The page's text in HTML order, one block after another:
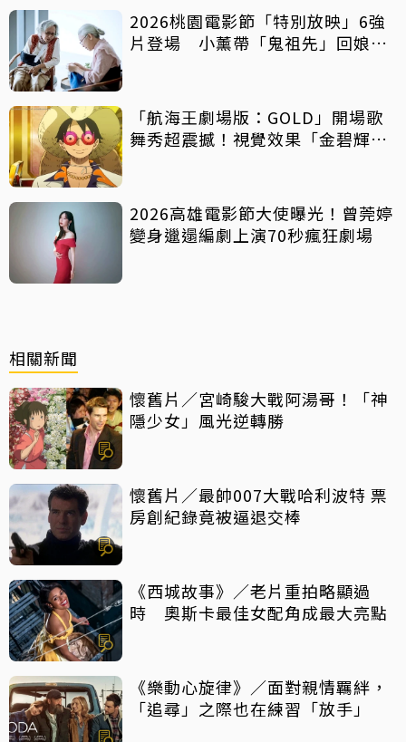
2026桃園電影節「特別放映」6強
片登場 小薰帶「鬼祖先」回娘
「航海王劇場版：GOLD」開場歌
舞秀超震撼！視覺效果「金碧輝
2026高雄電影節大使曝光！曾莞婷
變身邋遢編劇上演70秒瘋狂劇場
相關新聞
懷舊片／宮崎駿大戰阿湯哥！「神
隱少女」風光逆轉勝
懷舊片／最帥007大戰哈利波特 票
房創紀錄竟被逼退交棒
《西城故事》／老片重拍略顯過
時 奧斯卡最佳女配角成最大亮點
《樂動心旋律》／面對親情羈絆，
「追尋」之際也在練習「放手」